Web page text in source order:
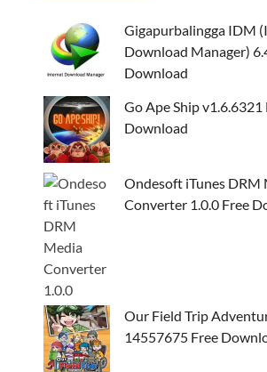
Gigapurbalingga IDM
Download Manager)
Download
Go Ape Ship v1.6.6321
Download
Ondesoft iTunes DRM
Converter 1.0.0 Free
Our Field Trip
14557675 Free